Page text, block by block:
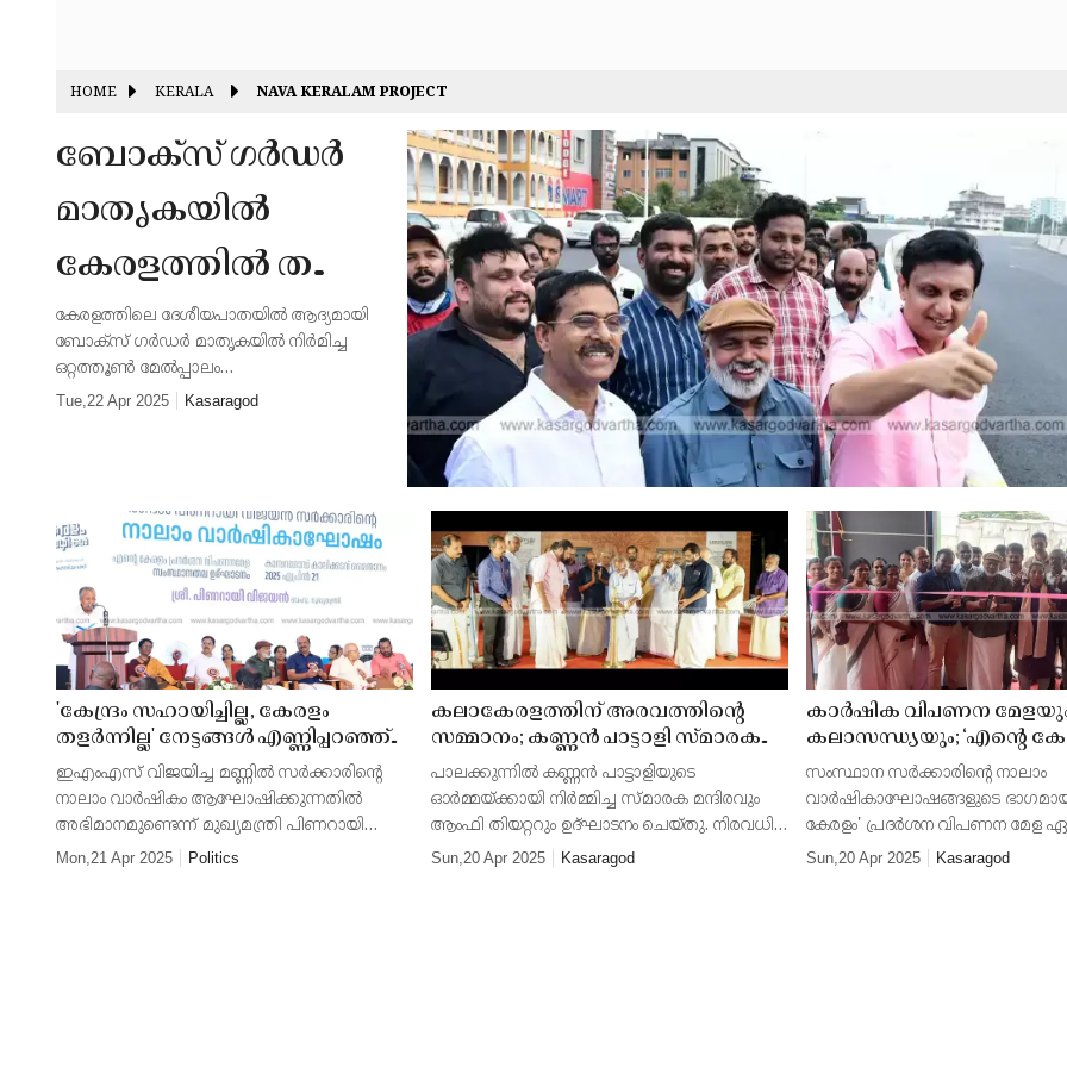
HOME KERALA NAVA KERALAM PROJECT
ബോക്‌സ്‌ ഗർഡർ
മാതൃകയിൽ
കേരളത്തിൽ തന്നെ
ദേശീയ പാതയിൽ
നിർമിച്ച ആദ്യ
സജ്ജമായി; മന്ത്രി
മുഹമ്മദ് റിയാസ്
സന്ദർശിച്ചു
കേരളത്തിലെ ദേശീയപാതയിൽ ആദ്യമായി
ബോക്‌സ് ഗർഡർ മാതൃകയിൽ നിർമിച്ച
ഒറ്റത്തൂൺ മേൽപ്പാലം
പ്രവർത്തനസജ്ജമായി.
Tue,22 Apr 2025 Kasaragod
'കേന്ദ്രം സഹായിച്ചില്ല, കേരളം
തളർന്നില്ല' നേട്ടങ്ങൾ എണ്ണിപ്പറഞ്ഞ്
മുഖ്യമന്ത്രി; 'ഇഎംഎസ് മത്സരിച്ച്
വിജയിച്ച മണ്ണിൽ സർക്കാരിൻ്റെ
നാലാം വാർഷികം
ആഘോഷിക്കുന്നതിൽ അഭിമാനം'
ഇഎംഎസ് വിജയിച്ച മണ്ണിൽ സർക്കാരിൻ്റെ
നാലാം വാർഷികം ആഘോഷിക്കുന്നതിൽ
അഭിമാനമുണ്ടെന്ന് മുഖ്യമന്ത്രി പിണറായി
വിജയൻ പറഞ്ഞു. പ്രതിസന്ധികളിൽ തളരാതെ
Mon,21 Apr 2025 Politics
കലാകേരളത്തിന് അരവത്തിന്റെ
സമ്മാനം; കണ്ണൻ പാട്ടാളി സ്മാരക
മന്ദിരവും ആംഫി തിയറ്ററും
പ്രൗഢിയോടെ
പാലക്കുന്നിൽ കണ്ണൻ പാട്ടാളിയുടെ
ഓർമ്മയ്ക്കായി നിർമ്മിച്ച സ്മാരക മന്ദിരവും
ആംഫി തിയറ്ററും ഉദ്ഘാടനം ചെയ്തു. നിരവധി
കലാകാരന്മാരും രാഷ്ട്രീയ നേതാക്കളും
Sun,20 Apr 2025 Kasaragod
കാർഷിക വിപണന
കലാസന്ധ്യയും; ‘എൻ്റെ
ഒരാഴ്ചത്തെ
പിലിക്കോട് ഒരുങ്ങി
സംസ്ഥാന സർക്കാരിൻ്റെ നാലാം
വാർഷികാഘോഷങ്ങളുടെ
കേരളം' പ്രദർശന വിപണന മേള
പിലിക്കോട് ആരംഭിക്കും. ഒരാഴ്ച
Sun,20 Apr 2025 Kasaragod